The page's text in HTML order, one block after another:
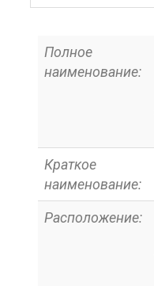
Полное
наименование:
Краткое
наименование:
Расположение: